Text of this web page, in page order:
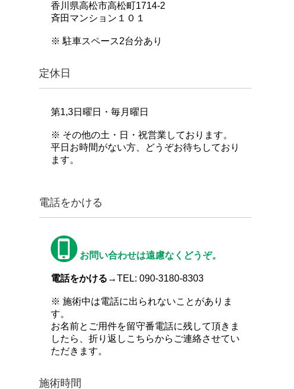
香川県高松市高松町1714-2
斉田マンション１０１
※ 駐車スペース2台分あり
定休日
第1,3日曜日・毎月曜日
※ その他の土・日・祝営業しております。
平日お時間がない方、どうぞお待ちしており
ます。
電話をかける
お問い合わせは遠慮なくどうぞ。
電話をかける→TEL: 090-3180-8303
※ 施術中は電話に出られないことがありま
す。
お名前とご用件を留守番電話に残して頂きま
したら、折り返しこちらからご連絡させてい
ただきます。
施術時間